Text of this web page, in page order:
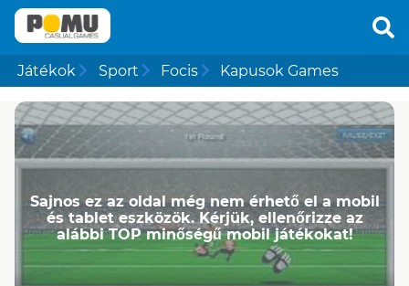
Játékok Sport Focis Kapusok Games
Sajnos ez az oldal még nem érhető el a mobil
és tablet eszközök. Kérjük, ellenőrizze az
alábbi TOP minőségű mobil játékokat!